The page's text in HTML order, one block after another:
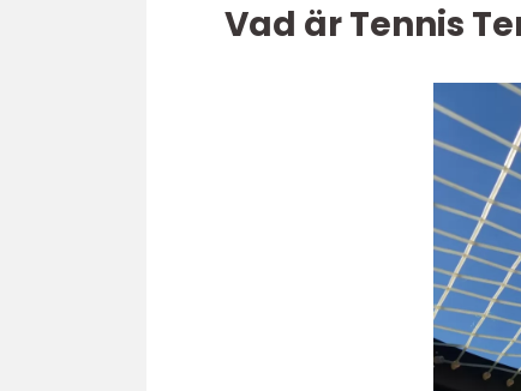
Vad är Tennis